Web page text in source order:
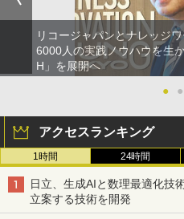
リコージャパンとナレッジ
6000人の実践ノウハウを生
H」を展開へ
●
●
アクセスランキング
1時間 24時間
日立、生成AIと数理最適化技
立案する技術を開発